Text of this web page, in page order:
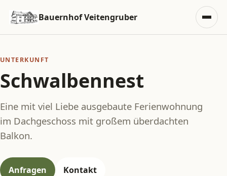
Bauernhof Veitengruber
Menü
UNTERKUNFT
Schwalbennest
Eine mit viel Liebe ausgebaute Ferienwohnung
im Dachgeschoss mit großem überdachten
Balkon.
Anfragen Kontakt